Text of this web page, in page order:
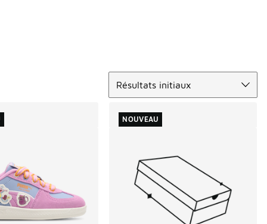
Résultats initiaux
NOUVEAU